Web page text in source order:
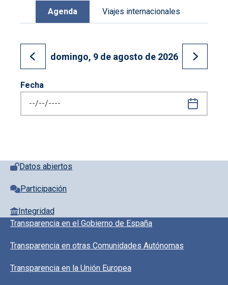
Agenda Viajes internacionales
Ir al día anterior
domingo, 9 de agosto de 2026
Ir al día
Fecha
Pie de página con iconos
Datos abiertos
Participación
Integridad
Pie de pagina información
Transparencia en el Gobierno de España
Transparencia en otras Comunidades Autónomas
Transparencia en la Unión Europea